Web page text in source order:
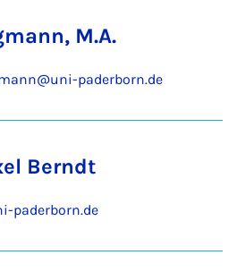
M.A.
paderborn.de
Berndt
paderborn.de